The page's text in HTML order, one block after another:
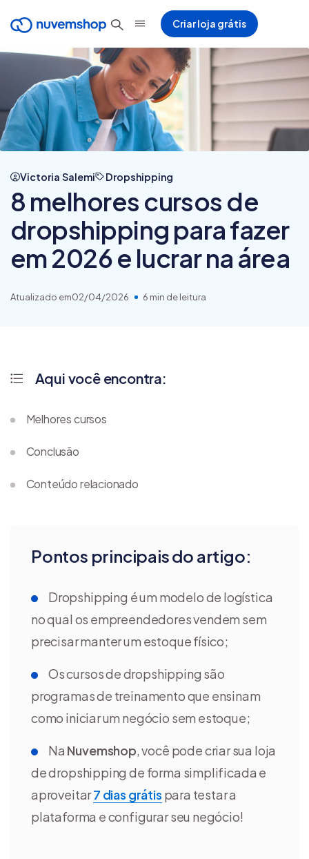
Criar loja grátis
Victoria Salemi Dropshipping
8 melhores cursos de
dropshipping para fazer
em 2026 e lucrar na área
Atualizado em02/04/2026 6 min de leitura
Pontos principais do artigo:
Dropshipping é um modelo de logística
no qual os empreendedores vendem sem
precisar manter um estoque físico;
Os cursos de dropshipping são
programas de treinamento que ensinam
como iniciar um negócio sem estoque;
Na Nuvemshop, você pode criar sua loja
de dropshipping de forma simplificada e
aproveitar7 dias grátis para testar a
plataforma e configurar seu negócio!
Aqui você encontra:
Melhores cursos
Conclusão
Conteúdo relacionado